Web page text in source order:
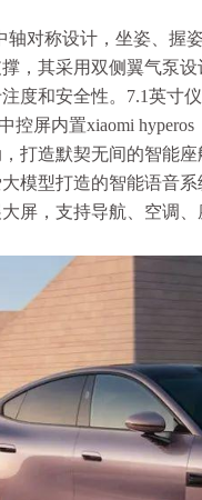
轴对称设计，坐姿、握
，其采用双侧翼气泵
度和安全性。7.1英寸
控屏内置xiaomi
打造默契无间的智能
模型打造的智能语音
屏，支持导航、空调